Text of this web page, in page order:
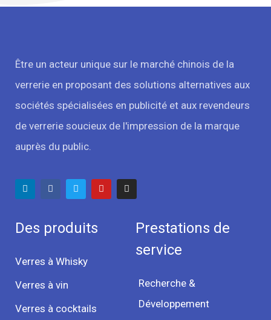
Être un acteur unique sur le marché chinois de la
verrerie en proposant des solutions alternatives aux
sociétés spécialisées en publicité et aux revendeurs
de verrerie soucieux de l'impression de la marque
auprès du public.
Des produits
Verres à Whisky
Verres à vin
Verres à cocktails
Prestations de
service
Recherche &
Développement